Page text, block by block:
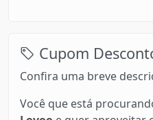
Cupom
Confira uma breve
Você que está